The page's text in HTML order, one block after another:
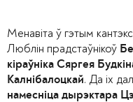
Менавіта ў гэтым
Люблін прадстаўнікоў
кіраўніка Сяргея
Калнібалоцкай. Да іх
намесніца дырэктара